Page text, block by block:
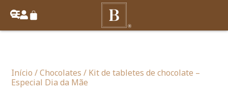
Início /Chocolates / Kit de tabletes de chocolate –
Especial Dia da Mãe